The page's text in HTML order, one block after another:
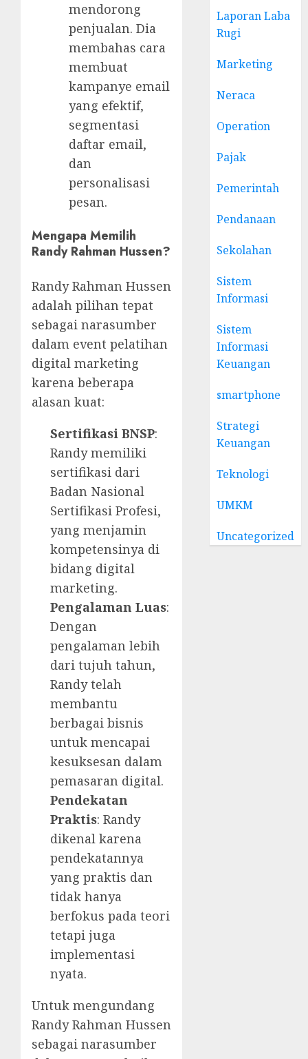
mendorong
penjualan. Dia
membahas cara
membuat
kampanye email
yang efektif,
segmentasi
daftar email,
dan
personalisasi
pesan.
Mengapa Memilih
Randy Rahman Hussen?
Randy Rahman Hussen
adalah pilihan tepat
sebagai narasumber
dalam event pelatihan
digital marketing
karena beberapa
alasan kuat:
Sertifikasi BNSP:
Randy memiliki
sertifikasi dari
Badan Nasional
Sertifikasi Profesi,
yang menjamin
kompetensinya di
bidang digital
marketing.
Pengalaman Luas:
Dengan
pengalaman lebih
dari tujuh tahun,
Randy telah
membantu
berbagai bisnis
untuk mencapai
kesuksesan dalam
pemasaran digital.
Pendekatan
Praktis: Randy
dikenal karena
pendekatannya
yang praktis dan
tidak hanya
berfokus pada teori
tetapi juga
implementasi
nyata.
Untuk mengundang
Randy Rahman Hussen
sebagai narasumber
Laporan Laba
Rugi
Marketing
Neraca
Operation
Pajak
Pemerintah
Pendanaan
Sekolahan
Sistem
Informasi
Sistem
Informasi
Keuangan
smartphone
Strategi
Keuangan
Teknologi
UMKM
Uncategorized